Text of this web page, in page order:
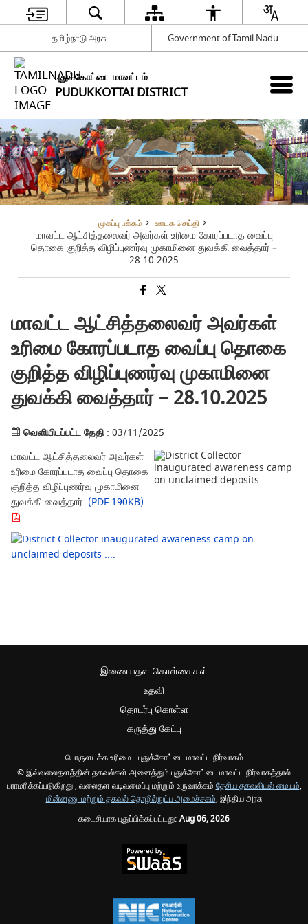
தமிழ்நாடு அரசு Government of Tamil Nadu
புதுக்கோட்டை மாவட்டம்
PUDUKKOTTAI DISTRICT
முகப்பு பக்கம் ஊடக செய்தி
மாவட்ட ஆட்சித்தலைவர் அவர்கள் உரிமை கோரப்படாத வைப்பு
தொகை குறித்த விழிப்புணர்வு முகாமினை துவக்கி வைத்தார் –
28.10.2025
மாவட்ட ஆட்சித்தலைவர் அவர்கள்
உரிமை கோரப்படாத வைப்பு தொகை
குறித்த விழிப்புணர்வு முகாமினை
துவக்கி வைத்தார் – 28.10.2025
வெளியிடப்பட்ட தேதி: 03/11/2025
மாவட்ட ஆட்சித்தலைவர் அவர்கள்
உரிமை கோரப்படாத வைப்பு தொகை
குறித்த விழிப்புணர்வு முகாமினை
துவக்கி வைத்தார். (PDF 190KB)
இணையதள கொள்கைகள்
உதவி
தொடர்பு கொள்ள
கருத்து கேட்பு
பொருளடக்க உரிமை - புதுக்கோட்டை மாவட்ட நிர்வாகம்
© இவ்வலைதளத்தின் தகவல்கள் அனைத்தும் புதுக்கோட்டை மாவட்ட நிர்வாகத்தால்
பராமரிக்கப்படுகிறது , வலைதள வடிவமைப்பு மற்றும் உருவாக்கம் தேசிய தகவலியல் மையம்,
மின்னணு மற்றும் தகவல் தொழில்நுட்ப அமைச்சகம், இந்திய அரசு
கடைசியாக புதுப்பிக்கப்பட்டது: Aug 06, 2026